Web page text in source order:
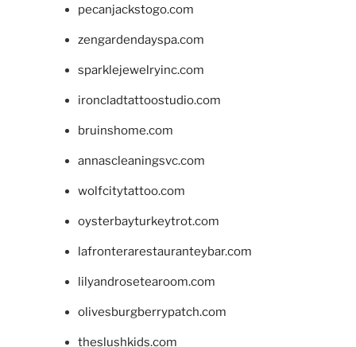
pecanjackstogo.com
zengardendayspa.com
sparklejewelryinc.com
ironcladtattoostudio.com
bruinshome.com
annascleaningsvc.com
wolfcitytattoo.com
oysterbayturkeytrot.com
lafronterarestauranteybar.com
lilyandrosetearoom.com
olivesburgberrypatch.com
theslushkids.com